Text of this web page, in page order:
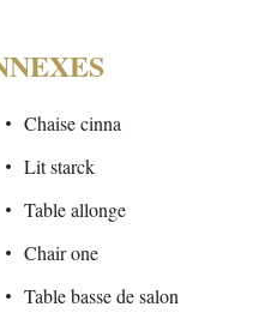
Chaise cinna
Lit starck
Table allonge
Chair one
Table basse de salon